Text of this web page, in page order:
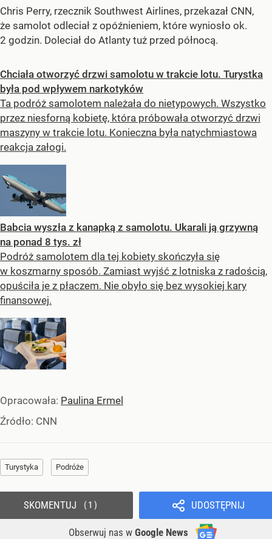
Chris Perry, rzecznik Southwest Airlines, przekazał CNN,
że samolot odleciał z opóźnieniem, które wyniosło ok.
2 godzin. Doleciał do Atlanty tuż przed północą.
Chciała otworzyć drzwi samolotu w trakcie lotu. Turystka
była pod wpływem narkotyków
Ta podróż samolotem należała do nietypowych. Wszystko
przez niesforną kobietę, która próbowała otworzyć drzwi
maszyny w trakcie lotu. Konieczna była natychmiastowa
reakcja załogi.
Babcia wyszła z kanapką z samolotu. Ukarali ją grzywną
na ponad 8 tys. zł
Podróż samolotem dla tej kobiety skończyła się
w koszmarny sposób. Zamiast wyjść z lotniska z radością,
opuściła je z płaczem. Nie obyło się bez wysokiej kary
finansowej.
Opracowała: Paulina Ermel
Źródło: CNN
Turystyka Podróże
UDOSTĘPNIJ
Obserwuj nas w Google News
SKOMENTUJ 1